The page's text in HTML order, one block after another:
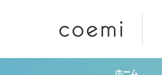
ホーム